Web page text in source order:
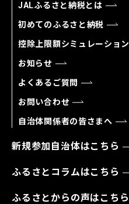
JALふるさと納税とは
初めてのふるさと納税
控除上限額シミュレーション
お知らせ
よくあるご質問
お問い合わせ
自治体関係者の皆さまへ
新規参加自治体はこちら
ふるさとコラムはこちら
ふるさとからの声はこちら